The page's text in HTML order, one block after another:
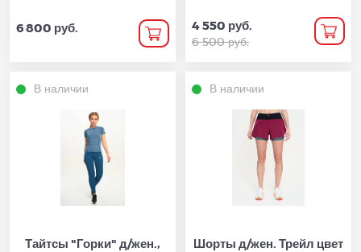
6 800 руб. 4 550 руб.
6 500 руб.
В наличии
Тайтсы "Горки" д/жен.,
В наличии
Шорты д/жен. Трейл цвет